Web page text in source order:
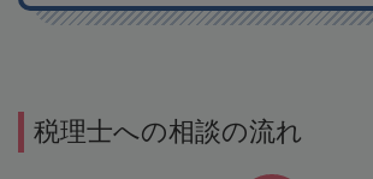
税理士への相談の流れ